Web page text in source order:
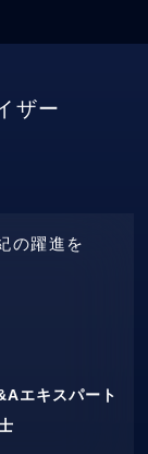
ザー
の躍進を
エキスパート